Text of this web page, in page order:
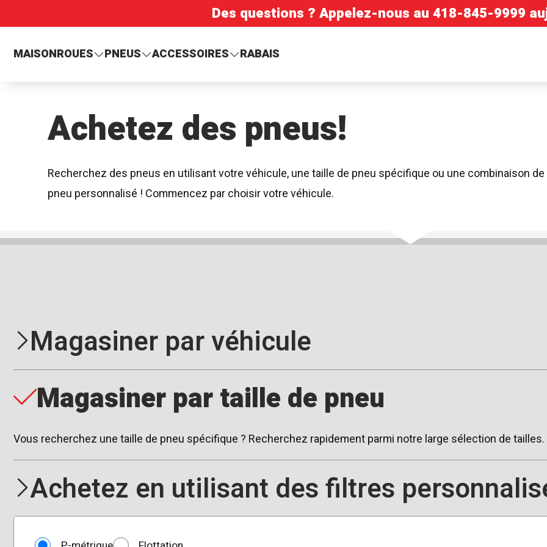
Des questions ? Appelez-nous au 418-845-9999
MAISONROUES PNEUS ACCESSOIRES RABAIS
Achetez des pneus!
Recherchez des pneus en utilisant votre véhicule, une taille de pneu spécifique ou une combinaison
pneu personnalisé ! Commencez par choisir votre véhicule.
Magasiner par véhicule
Magasiner par taille de pneu
Vous recherchez une taille de pneu spécifique ? Recherchez rapidement parmi notre large sélection de tailles.
Achetez en utilisant des filtres